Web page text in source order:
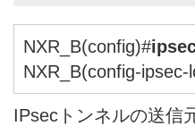
NXR_B(config)#
NXR_B(config-ipsec-
IPsecトンネルの送信